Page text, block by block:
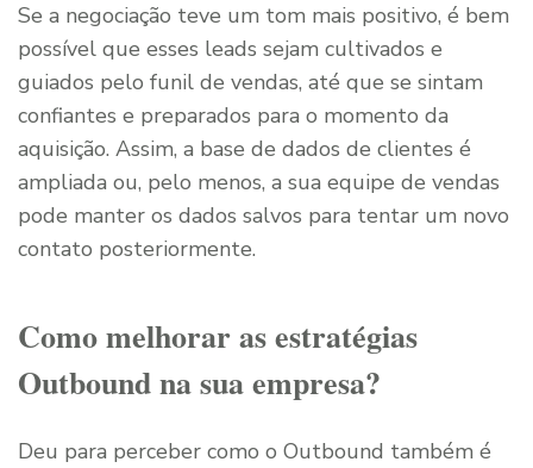
Se a negociação teve um tom mais positivo, é bem
possível que esses leads sejam cultivados e
guiados pelo funil de vendas, até que se sintam
confiantes e preparados para o momento da
aquisição. Assim, a base de dados de clientes é
ampliada ou, pelo menos, a sua equipe de vendas
pode manter os dados salvos para tentar um novo
contato posteriormente.
Como melhorar as estratégias
Outbound na sua empresa?
Deu para perceber como o Outbound também é